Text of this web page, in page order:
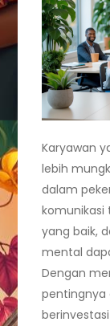
Karyawan
lebih
dalam
komunikasi
yang baik,
mental
Dengan
pentingnya